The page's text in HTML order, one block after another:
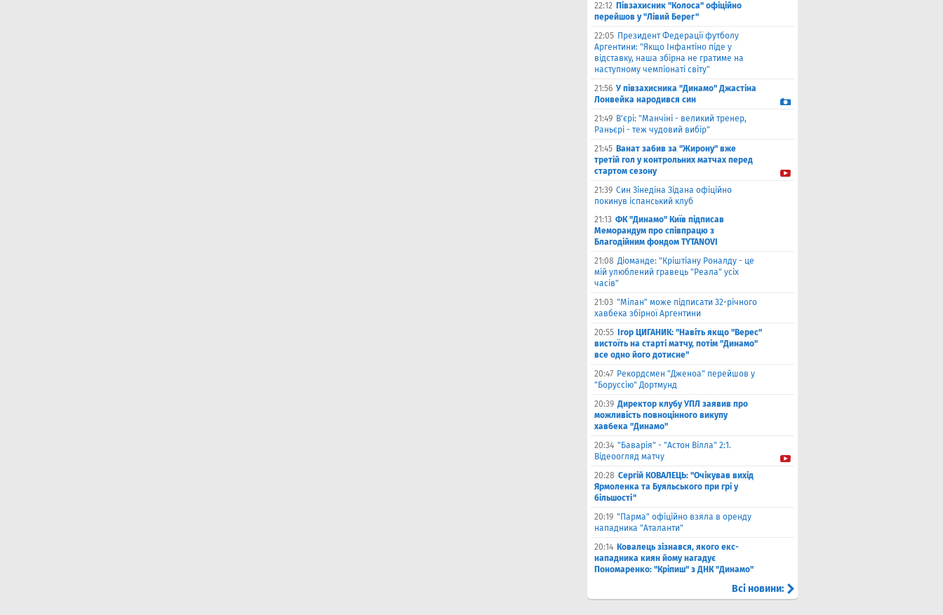
22:12 Півзахисник "Колоса" офіційно
перейшов у "Лівий Берег"
22:05 Президент Федерації футболу
Аргентини: "Якщо Інфантіно піде у
відставку, наша збірна не гратиме на
наступному чемпіонаті світу"
21:56 У півзахисника "Динамо" Джастіна
Лонвейка народився син
21:49 В'єрі: "Манчіні - великий тренер,
Раньєрі - теж чудовий вибір"
21:45 Ванат забив за "Жирону" вже
третій гол у контрольних матчах перед
стартом сезону
21:39 Син Зінедіна Зідана офіційно
покинув іспанський клуб
21:13 ФК "Динамо" Київ підписав
Меморандум про співпрацю з
Благодійним фондом TYTANOVI
21:08 Діоманде: "Кріштіану Роналду - це
мій улюблений гравець "Реала" усіх
часів"
21:03 "Мілан" може підписати 32-річного
хавбека збірної Аргентини
20:55
Ігор ЦИГАНИК: "Навіть якщо "Верес"
вистоїть на старті матчу, потім "Динамо"
все одно його дотисне"
20:47 Рекордсмен "Дженоа" перейшов у
"Боруссію" Дортмунд
20:39 Директор клубу УПЛ заявив про
можливість повноцінного викупу
хавбека "Динамо"
20:34 "Баварія" - "Астон Вілла" 2:1.
Відеоогляд матчу
20:28 Сергій КОВАЛЕЦЬ: "Очікував вихід
Ярмоленка та Буяльського при грі у
більшості"
20:19 "Парма" офіційно взяла в оренду
нападника "Аталанти"
20:14 Ковалець зізнався, якого екс-
нападника киян йому нагадує
Пономаренко: "Кріпиш" з ДНК "Динамо"
Всі новини: